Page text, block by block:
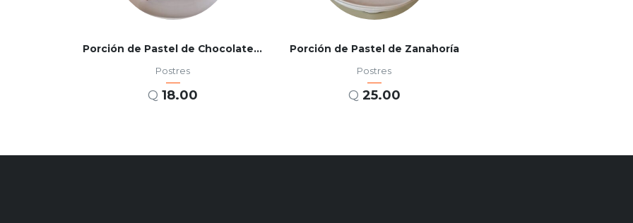
Porción de Pastel de Chocolate con Arequipe
Postres
Q 18.00
Porción de Pastel de Zanahoría
Postres
Q 25.00